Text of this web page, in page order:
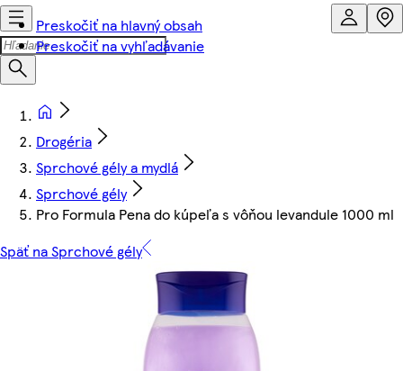
Preskočiť na hlavný obsah
Preskočiť na vyhľadávanie
Drogéria
Sprchové gély a mydlá
Sprchové gély
Pro Formula Pena do kúpeľa s vôňou levandule 1000 ml
Späť na Sprchové gély